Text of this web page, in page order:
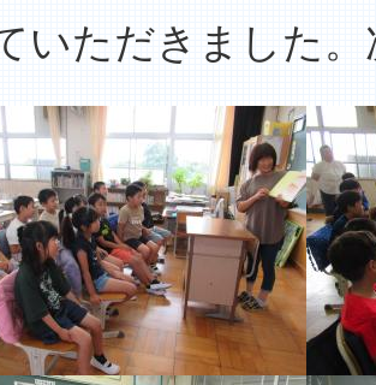
いただきました